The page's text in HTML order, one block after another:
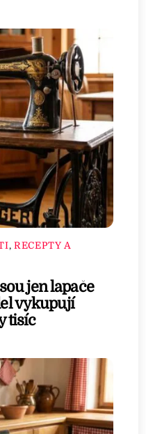
, RECEPTY A
jen lapače
vykupují
tisíc